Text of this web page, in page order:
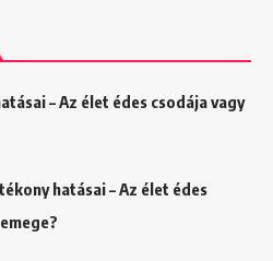
– Az élet édes csodája vagy
hatásai – Az élet édes